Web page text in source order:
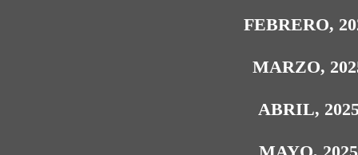
FEBRERO,
MARZO,
ABRIL,